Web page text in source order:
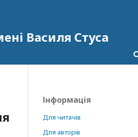
Василя Стуса
Інформація
Для читачів
Для авторів